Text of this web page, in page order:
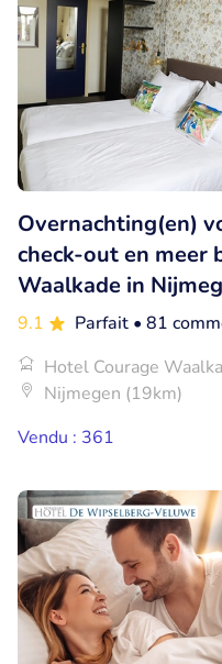
Overnachting(en)
check-out en meer
Waalkade in
9.1 Parfait • 81
Hotel Courage
Nijmegen (19km)
Vendu : 361